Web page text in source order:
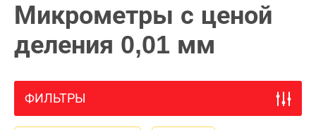
Микрометры с ценой
деления 0,01 мм
ФИЛЬТРЫ